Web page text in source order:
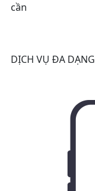
cần
DỊCH VỤ ĐA DẠNG